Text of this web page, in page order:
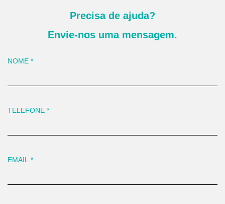
Precisa de ajuda?
Envie-nos uma mensagem.
NOME *
TELEFONE *
EMAIL *